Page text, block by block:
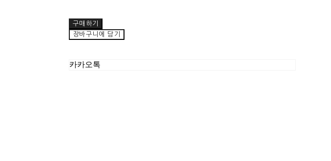
구매하기
장바구니에 담기
카카오톡